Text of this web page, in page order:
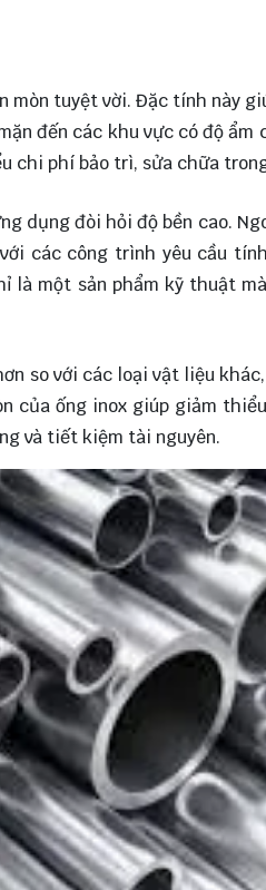
mòn tuyệt vời. Đặc tính này
đến các khu vực có độ ẩm
chi phí bảo trì, sửa chữa
dụng đòi hỏi độ bền cao.
các công trình yêu cầu
là một sản phẩm kỹ thuật
so với các loại vật liệu
của ống inox giúp giảm
và tiết kiệm tài nguyên.